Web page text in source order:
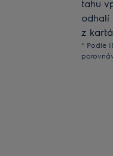
tahu
odhalí
z
* Podle